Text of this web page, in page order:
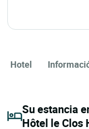
Hotel
Su estancia
Hôtel le Clos